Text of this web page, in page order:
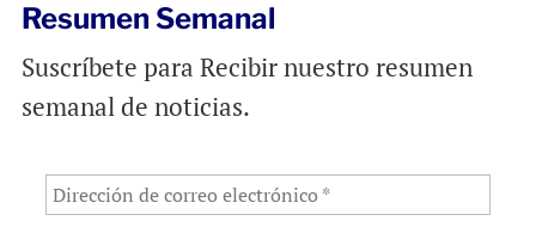
Resumen Semanal
Suscríbete para Recibir nuestro resumen
semanal de noticias.